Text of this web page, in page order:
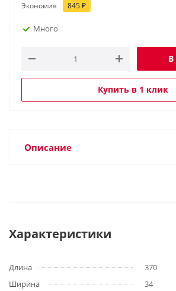
Экономия 845₽
Много
В
Купить в 1 клик
Описание
Характеристики
Длина
370
Ширина
34